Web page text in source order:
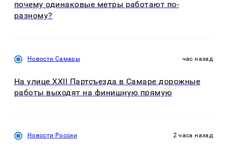
почему одинаковые метры работают по-
разному?
Новости Самары час назад
На улице XXII Партсъезда в Самаре дорожные
работы выходят на финишную прямую
Новости России 2 часа назад